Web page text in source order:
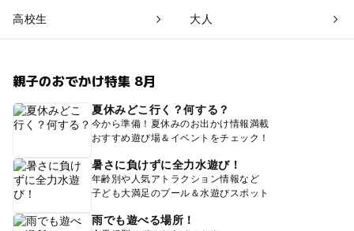
高校生 大人
親子のおでかけ特集 8月
夏休みどこ行く？何する？
今から準備！夏休みのお出かけ情報満載
おすすめ遊び場＆イベントをチェック！
暑さに負けずに全力水遊び！
年齢別や人気アトラクション情報など
子ども大満足のプール＆水遊びスポット
雨でも遊べる場所！